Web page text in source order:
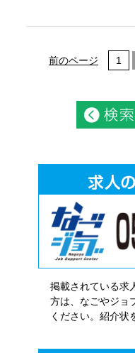
前のページ 1
掲載されている求
方は、なごやジョ
ください。紹介状